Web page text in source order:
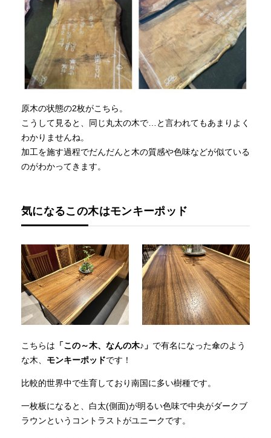
原木の状態の2枚がこちら。
こうして見ると、同じ丸太の木で…と言われてもあまりよく
わかりませんね。
加工を施す過程でだんだんと木の質感や色味などが似ている
のがわかってきます。
気になるこの木はモンキーポッド
こちらは 「この～木、なんの木♪」 で有名になった傘のよう
な木、 モンキーポッドです！
比較的世界中で生育しており南国に多い樹種です。
一枚板になると、白太(側面)が明るい色味で中央がダークブ
ラウンというコントラストがユニークです。